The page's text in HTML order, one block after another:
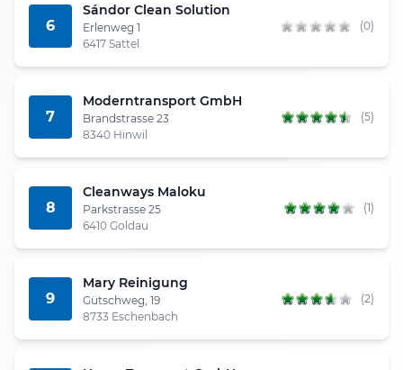
6
Sándor Clean Solution
Erlenweg 1
6417 Sattel
(0)
7
Moderntransport GmbH
Brandstrasse 23
8340 Hinwil
(5)
8
Cleanways Maloku
Parkstrasse 25
6410 Goldau
(1)
9
Mary Reinigung
Gütschweg, 19
8733 Eschenbach
(2)